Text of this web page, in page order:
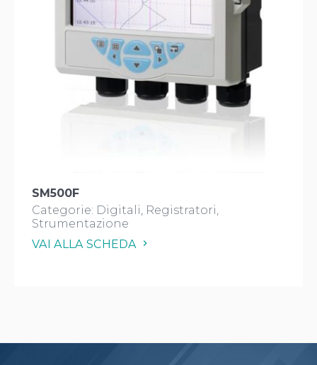
SM500F
Categorie: Digitali Registratori
Strumentazione
VAI ALLA SCHEDA